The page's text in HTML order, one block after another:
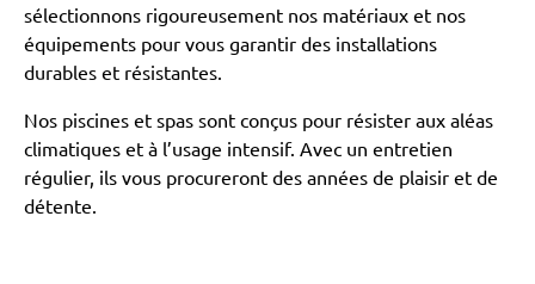
sélectionnons rigoureusement nos matériaux et nos
équipements pour vous garantir des installations
durables et résistantes.
Nos piscines et spas sont conçus pour résister aux aléas
climatiques et à l’usage intensif. Avec un entretien
régulier, ils vous procureront des années de plaisir et de
détente.